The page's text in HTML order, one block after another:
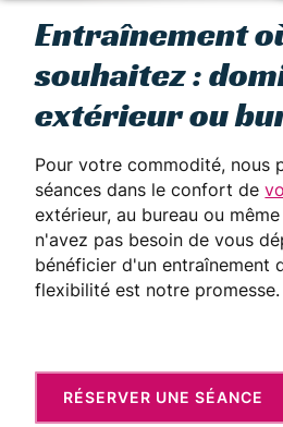
Entraînement
souhaitez :
extérieur ou
Pour votre commodité, nous
séances dans le confort de
extérieur, au bureau ou
n'avez pas besoin de vous
bénéficier d'un entraînement
flexibilité est notre promesse.
RÉSERVER UNE SÉANCE